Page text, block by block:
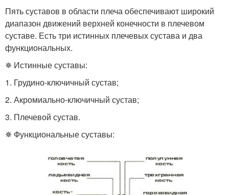
Пять суставов в области плеча обеспечивают широкий
диапазон движений верхней конечности в плечевом
суставе. Есть три истинных плечевых сустава и два
функциональных.
✵ Истинные суставы:
1. Грудино-ключичный сустав;
2. Акромиально-ключичный сустав;
3. Плечевой сустав.
✵ Функциональные суставы: